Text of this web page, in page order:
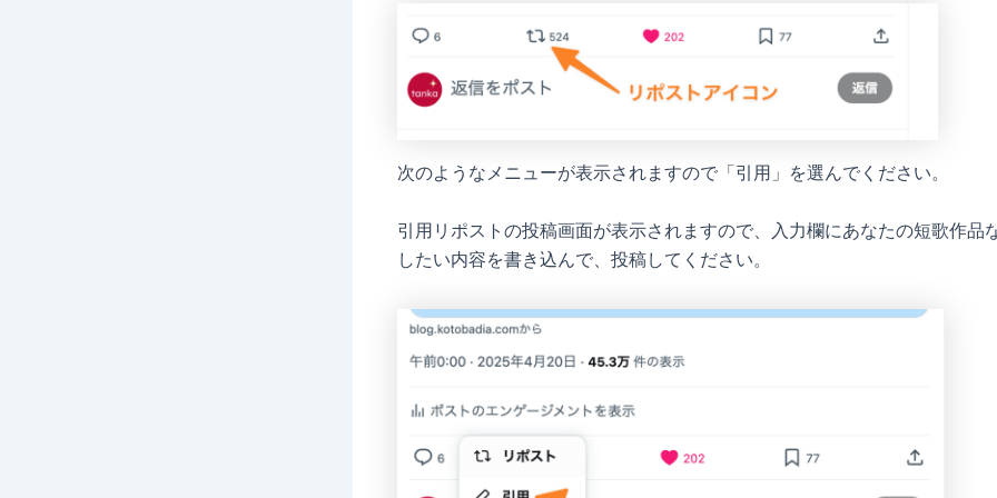
次のようなメニューが表示されますので「引用」を選んでください。
引用リポストの投稿画面が表示されますので、入力欄にあなたの短歌作品
したい内容を書き込んで、投稿してください。